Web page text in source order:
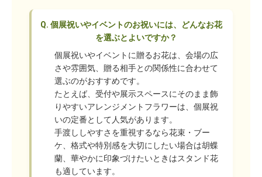
Q. 個展祝いやイベントのお祝いには、どんなお花
を選ぶとよいですか？
個展祝いやイベントに贈るお花は、会場の広
さや雰囲気、贈る相手との関係性に合わせて
選ぶのがおすすめです。
たとえば、受付や展示スペースにそのまま飾
りやすいアレンジメントフラワーは、個展祝
いの定番として人気があります。
手渡ししやすさを重視するなら花束・ブー
ケ、格式や特別感を大切にしたい場合は胡蝶
蘭、華やかに印象づけたいときはスタンド花
も適しています。